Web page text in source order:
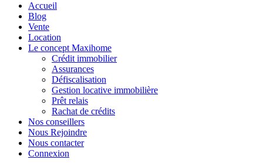
Accueil
Blog
Vente
Location
Le concept Maxihome
Crédit immobilier
Assurances
Défiscalisation
Gestion locative immobilière
Prêt relais
Rachat de crédits
Nos conseillers
Nous Rejoindre
Nous contacter
Connexion